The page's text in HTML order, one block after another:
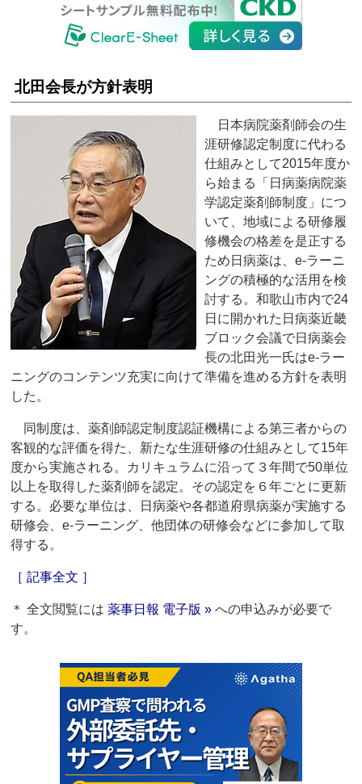
北田会長が方針表明
日本病院薬剤師会の生
涯研修認定制度に代わる
仕組みとして2015年度か
ら始まる「日病薬病院薬
学認定薬剤師制度」につ
いて、地域による研修履
修機会の格差を是正する
ため日病薬は、e-ラーニ
ングの積極的な活用を検
討する。和歌山市内で24
日に開かれた日病薬近畿
ブロック会議で日病薬会
長の北田光一氏はe-ラー
ニングのコンテンツ充実に向けて準備を進める方針を表明
した。
同制度は、薬剤師認定制度認証機構による第三者からの
客観的な評価を得た、新たな生涯研修の仕組みとして15年
度から実施される。カリキュラムに沿って３年間で50単位
以上を取得した薬剤師を認定。その認定を６年ごとに更新
する。必要な単位は、日病薬や各都道府県病薬が実施する
研修会、e-ラーニング、他団体の研修会などに参加して取
得する。
［ 記事全文 ］
＊ 全文閲覧には薬事日報 電子版 » への申込みが必要で
す。